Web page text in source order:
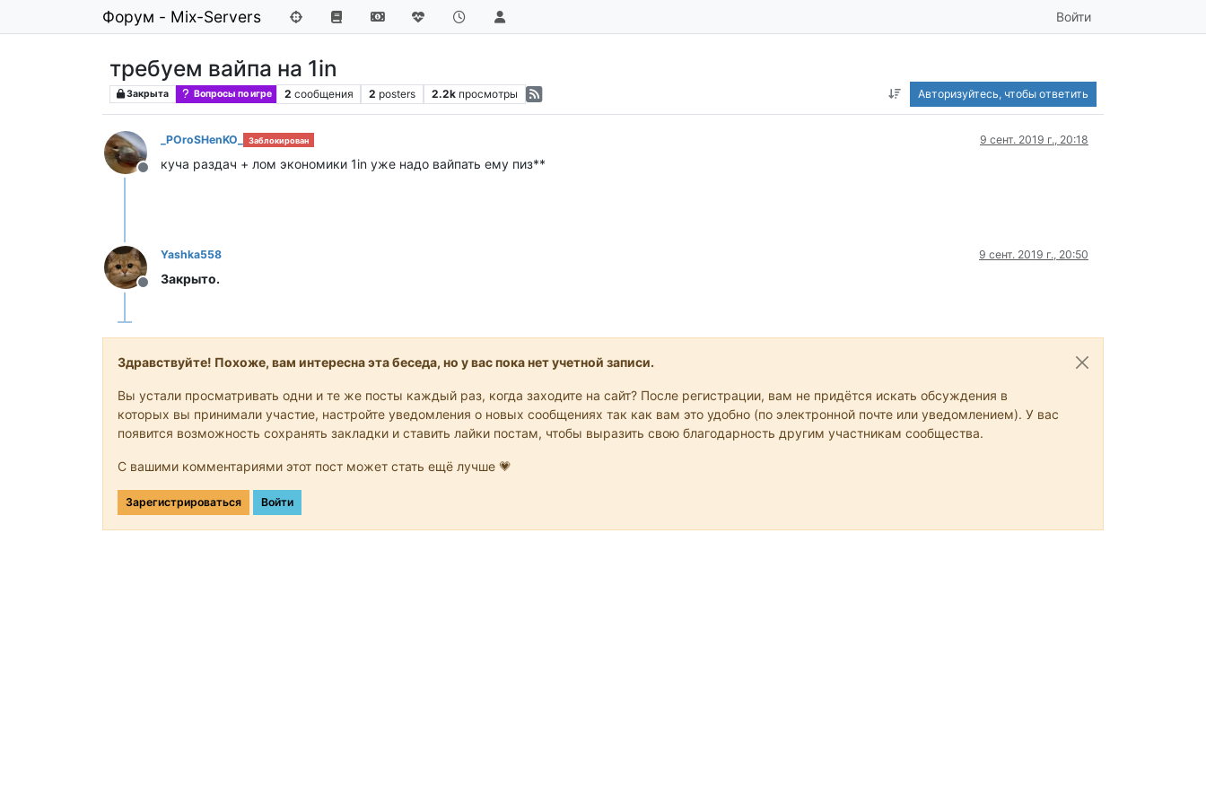
Форум - Mix-Servers Войти
требуем вайпа на 1in
Закрыта Вопросы по игре 2 сообщения 2 posters 2.2k просмотры Авторизуйтесь, чтобы ответить
Не в сети
_POroSHenKO_ Заблокирован 9 сент. 2019 г., 20:18
куча раздач + лом экономики 1in уже надо вайпать ему пиз**
Не в сети
Yashka558 9 сент. 2019 г., 20:50
Закрыто.
Здравствуйте! Похоже, вам интересна эта беседа, но у вас пока нет учетной записи.
Вы устали просматривать одни и те же посты каждый раз, когда заходите на сайт? После регистрации, вам не придётся искать обсуждения в
которых вы принимали участие, настройте уведомления о новых сообщениях так как вам это удобно (по электронной почте или уведомлением). У вас
появится возможность сохранять закладки и ставить лайки постам, чтобы выразить свою благодарность другим участникам сообщества.
С вашими комментариями этот пост может стать ещё лучше 💗
Зарегистрироваться Войти